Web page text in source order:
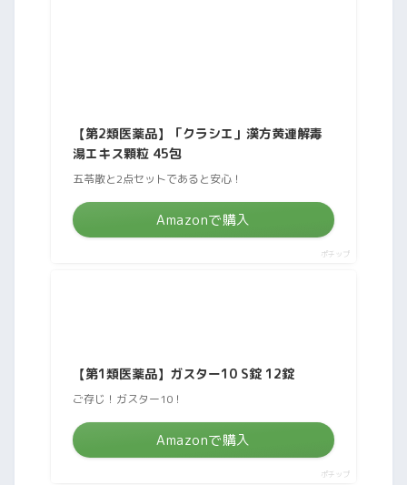
【第2類医薬品】「クラシエ」漢方黄連解毒
湯エキス顆粒 45包
五苓散と2点セットであると安心！
Amazonで購入
ポチップ
【第1類医薬品】ガスター10 S錠 12錠
ご存じ！ガスター10！
Amazonで購入
ポチップ